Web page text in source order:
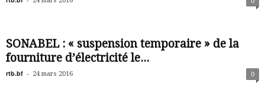
SONABEL : « suspension temporaire » de la
fourniture d’électricité le...
rtb.bf - 24 mars 2016 0